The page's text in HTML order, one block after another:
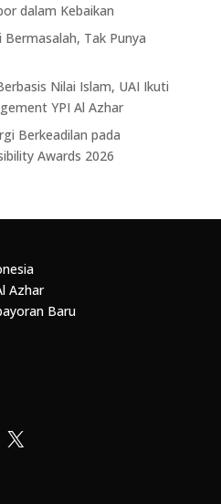
dalam Kebaikan
Tak Punya
Nilai Islam, UAI Ikuti
YPI Al Azhar
Berkeadilan pada
Awards 2026
Azhar
Baru
X